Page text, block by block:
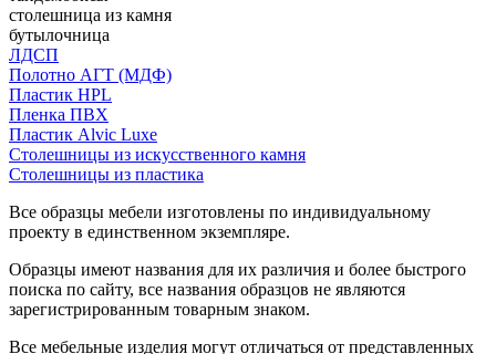
столешница из камня
бутылочница
ЛДСП
Полотно АГТ (МДФ)
Пластик HPL
Пленка ПВХ
Пластик Alvic Luxe
Столешницы из искусственного камня
Столешницы из пластика
Все образцы мебели изготовлены по индивидуальному
проекту в единственном экземпляре.
Образцы имеют названия для их различия и более быстрого
поиска по сайту, все названия образцов не являются
зарегистрированным товарным знаком.
Все мебельные изделия могут отличаться от представленных